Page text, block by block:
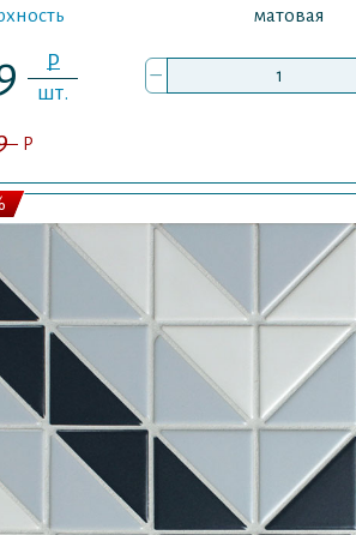
матовая
P
шт.
–
P